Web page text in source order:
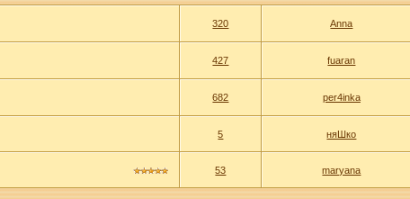
320 Anna
427 fuaran
682 per4inka
5 няШко
53 maryana